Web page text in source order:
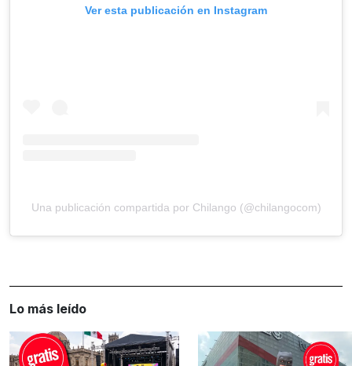
Ver esta publicación en Instagram
Una publicación compartida por Chilango (@chilangocom)
Lo más leído